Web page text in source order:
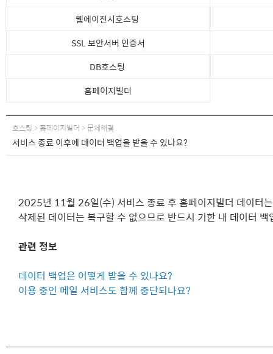
웹에이전시호스팅
SSL 보안서버 인증서
DB호스팅
홈페이지빌더
호스팅 > 홈페이지빌더 > 문제해결
서비스 종료 이후에 데이터 백업을 받을 수 있나요?
2025년 11월 26일(수) 서비스 종료 후 홈페이지빌더 데이터
삭제된 데이터는 복구할 수 없으므로 반드시 기한 내 데이터
관련 정보
데이터 백업은 어떻게 받을 수 있나요?
이용 중인 메일 서비스도 함께 중단되나요?